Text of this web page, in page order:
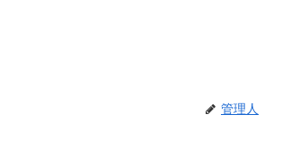
管理人